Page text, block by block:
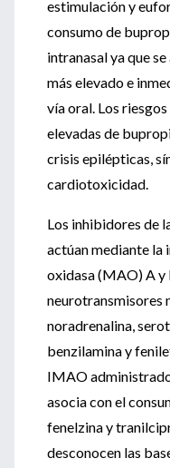
estimulación y
consumo de
intranasal ya que
más elevado e
vía oral. Los
elevadas de
crisis epilépticas,
cardiotoxicidad.
Los inhibidores de
actúan mediante la
oxidasa (MAO) A y
neurotransmisores
noradrenalina,
benzilamina y
IMAO
asocia con el
fenelzina y
desconocen las